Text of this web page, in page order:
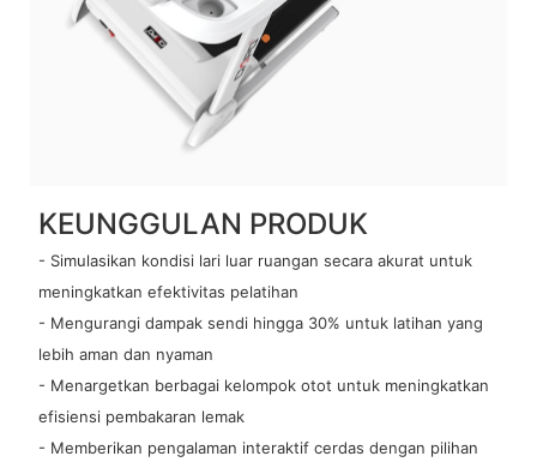
KEUNGGULAN PRODUK
- Simulasikan kondisi lari luar ruangan secara akurat untuk
meningkatkan efektivitas pelatihan
- Mengurangi dampak sendi hingga 30% untuk latihan yang
lebih aman dan nyaman
- Menargetkan berbagai kelompok otot untuk meningkatkan
efisiensi pembakaran lemak
- Memberikan pengalaman interaktif cerdas dengan pilihan